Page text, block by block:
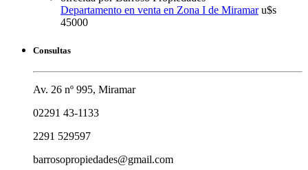
Departamento en venta en Zona I de Miramar u$s
45000
Consultas
Av. 26 nº 995, Miramar
02291 43-1133
2291 529597
barrosopropiedades@gmail.com